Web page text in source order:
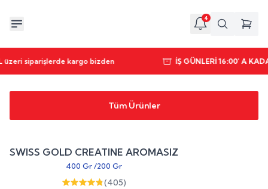
4
üzeri siparişlerde kargo bizden İŞ GÜNLERİ 16:00' A
Tüm Ürünler
indirim
SWISS GOLD CREATINE AROMASIZ
400 Gr /200 Gr
(405)